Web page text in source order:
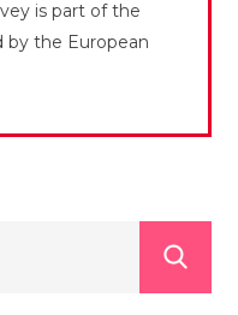
is part of the
by the European